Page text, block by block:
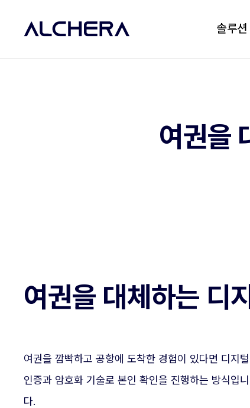
솔루션
여권을
여권을 대체하는 디
여권을 깜빡하고 공항에 도착한 경험이 있다면 디지
인증과 암호화 기술로 본인 확인을 진행하는 방식입
다.